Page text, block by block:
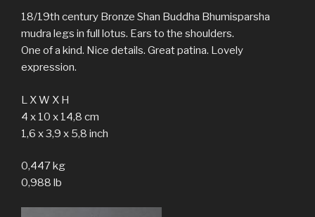
18/19th century Bronze Shan Buddha Bhumisparsha
mudra legs in full lotus. Ears to the shoulders.
One of a kind. Nice details. Great patina. Lovely
expression.
L X W X H
4 x 10 x 14,8 cm
1,6 x 3,9 x 5,8 inch
0,447 kg
0,988 lb